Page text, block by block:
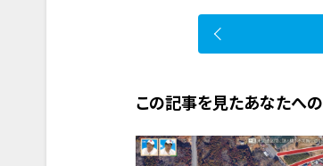
この記事を見たあなたへ